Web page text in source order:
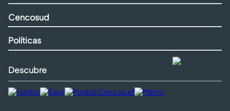
Cencosud
Políticas
Descubre